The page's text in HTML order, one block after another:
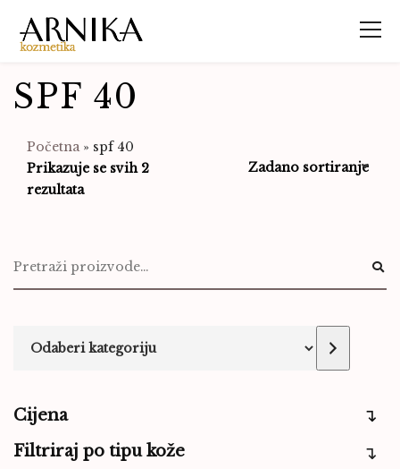
SPF 40
Početna» spf 40
Prikazuje se svih 2
rezultata
Cijena
Filtriraj po tipu kože